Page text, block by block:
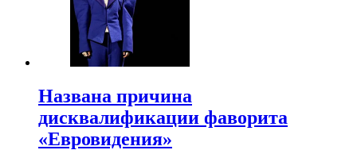
Названа причина
дисквалификации фаворита
«Евровидения»